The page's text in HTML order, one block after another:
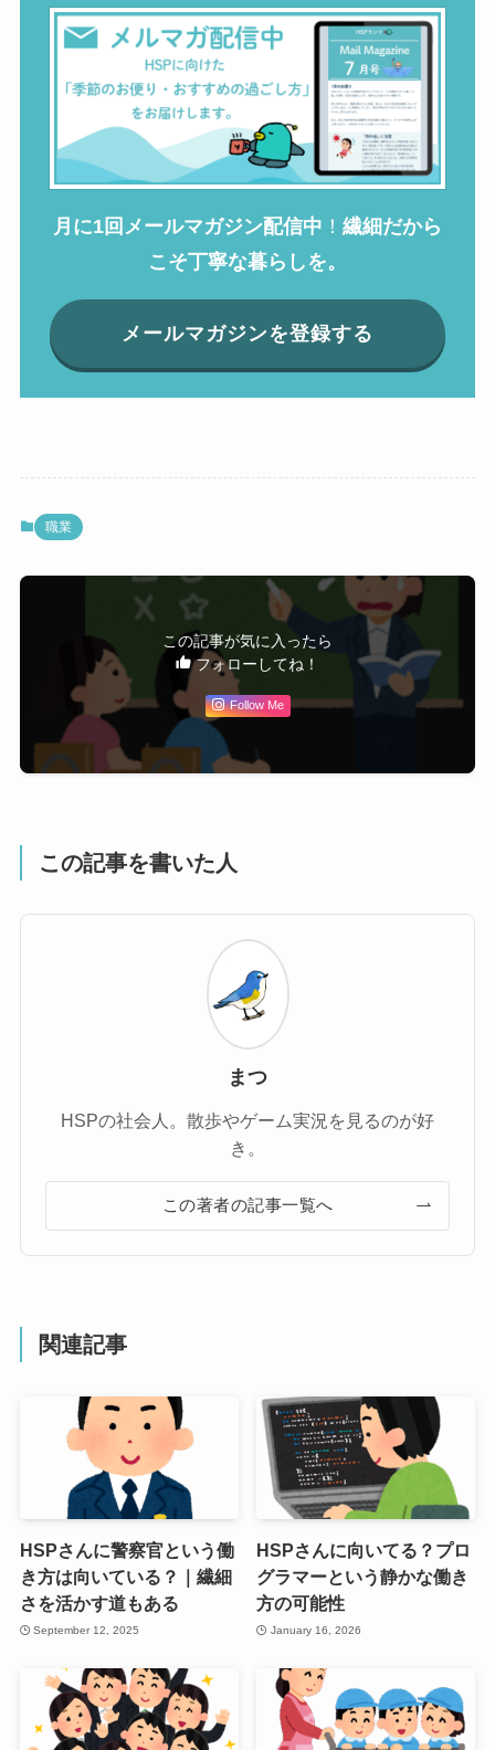
月に1回メールマガジン配信中 ！ 繊細だから
こそ丁寧な暮らしを。
メールマガジンを登録する
職業
この記事が気に入ったら
フォローしてね！
Follow Me
この記事を書いた人
まつ
HSPの社会人。散歩やゲーム実況を見るのが好
き。
この著者の記事一覧へ
関連記事
HSPさんに警察官という働
き方は向いている？｜繊細
さを活かす道もある
September 12, 2025
HSPさんに向いてる？プロ
グラマーという静かな働き
方の可能性
January 16, 2026